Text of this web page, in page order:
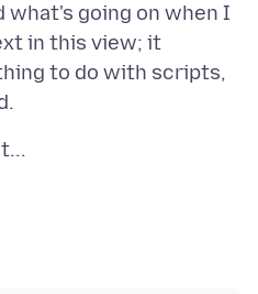
going on when I
in this view; it
to do with scripts,